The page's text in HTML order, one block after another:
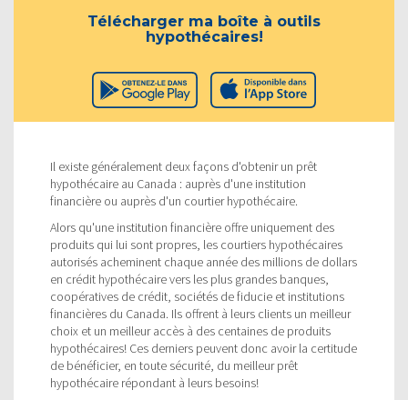
Télécharger ma boîte à outils
hypothécaires!
Il existe généralement deux façons d'obtenir un prêt
hypothécaire au Canada : auprès d'une institution
financière ou auprès d'un courtier hypothécaire.
Alors qu'une institution financière offre uniquement des
produits qui lui sont propres, les courtiers hypothécaires
autorisés acheminent chaque année des millions de dollars
en crédit hypothécaire vers les plus grandes banques,
coopératives de crédit, sociétés de fiducie et institutions
financières du Canada. Ils offrent à leurs clients un meilleur
choix et un meilleur accès à des centaines de produits
hypothécaires! Ces derniers peuvent donc avoir la certitude
de bénéficier, en toute sécurité, du meilleur prêt
hypothécaire répondant à leurs besoins!